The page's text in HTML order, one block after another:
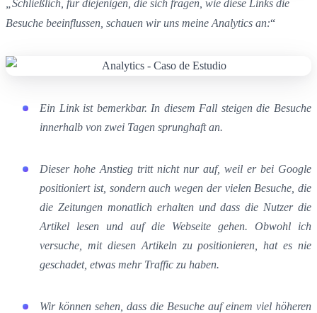
„Schließlich, für diejenigen, die sich fragen, wie diese Links die
Besuche beeinflussen, schauen wir uns meine Analytics an:“
Ein Link ist bemerkbar. In diesem Fall steigen die Besuche
innerhalb von zwei Tagen sprunghaft an.
Dieser hohe Anstieg tritt nicht nur auf, weil er bei Google
positioniert ist, sondern auch wegen der vielen Besuche, die
die Zeitungen monatlich erhalten und dass die Nutzer die
Artikel lesen und auf die Webseite gehen. Obwohl ich
versuche, mit diesen Artikeln zu positionieren, hat es nie
geschadet, etwas mehr Traffic zu haben.
Wir können sehen, dass die Besuche auf einem viel höheren